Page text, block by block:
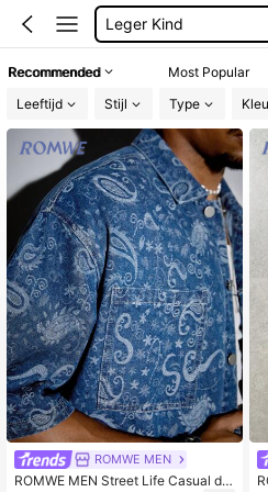
Leger Kind
Katoen
Jongens Hoodie
Recommended Most Popular
Leeftijd
Stijl Type
ROMWE MEN
ROMWE MEN Street Life Casual de